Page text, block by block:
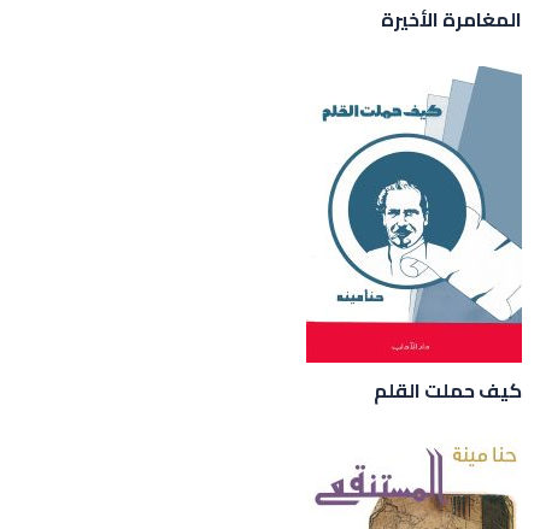
المغامرة الأخيرة
كيف حملت القلم